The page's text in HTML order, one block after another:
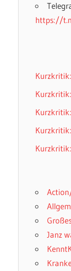
https://
Janz